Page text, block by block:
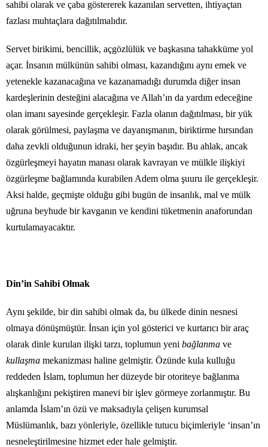
sahibi olarak ve çaba göstererek kazanılan servetten, ihtiyaçtan
fazlası muhtaçlara dağıtılmalıdır.
Servet birikimi, bencillik, açgözlülük ve başkasına tahakküme yol
açar. İnsanın mülkünün sahibi olması, kazandığını aynı emek ve
yetenekle kazanacağına ve kazanamadığı durumda diğer insan
kardeşlerinin desteğini alacağına ve Allah’ın da yardım edeceğine
olan imanı sayesinde gerçekleşir. Fazla olanın dağıtılması, bir yük
olarak görülmesi, paylaşma ve dayanışmanın, biriktirme hırsından
daha zevkli olduğunun idraki, her şeyin başıdır. Bu ahlak, ancak
özgürleşmeyi hayatın manası olarak kavrayan ve mülkle ilişkiyi
özgürleşme bağlamında kurabilen Adem olma şuuru ile gerçekleşir.
Aksi halde, geçmişte olduğu gibi bugün de insanlık, mal ve mülk
uğruna beyhude bir kavganın ve kendini tüketmenin anaforundan
kurtulamayacaktır.
Din’in Sahibi Olmak
Aynı şekilde, bir din sahibi olmak da, bu ülkede dinin nesnesi
olmaya dönüşmüştür. İnsan için yol gösterici ve kurtarıcı bir araç
olarak dinle kurulan ilişki tarzı, toplumun yeni bağlanma ve
kullaşma mekanizması haline gelmiştir. Özünde kula kulluğu
reddeden İslam, toplumun her düzeyde bir otoriteye bağlanma
alışkanlığını pekiştiren manevi bir işlev görmeye zorlanmıştır. Bu
anlamda İslam’ın özü ve maksadıyla çelişen kurumsal
Müslümanlık, bazı yönleriyle, özellikle tutucu biçimleriyle ‘insan’ın
nesneleştirilmesine hizmet eder hale gelmiştir.